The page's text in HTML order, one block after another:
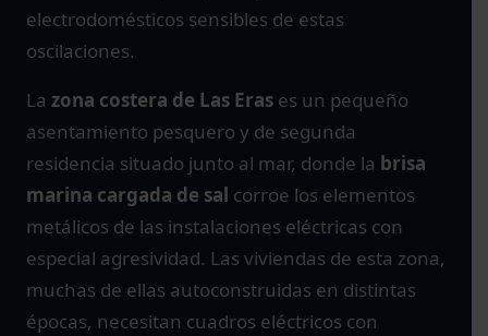
electrodomésticos sensibles de estas
oscilaciones.
La zona costera de Las Eras es un pequeño
asentamiento pesquero y de segunda
residencia situado junto al mar, donde la brisa
marina cargada de sal corroe los elementos
metálicos de las instalaciones eléctricas con
especial agresividad. Las viviendas de esta zona,
muchas de ellas autoconstruidas en distintas
épocas, necesitan cuadros eléctricos con